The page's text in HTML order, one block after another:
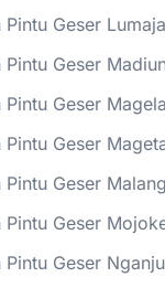
Geser
Geser
Geser
Geser
Geser Malang
Pintu Geser
Geser